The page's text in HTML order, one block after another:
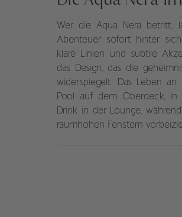
Wer die Aqua Nera betritt,
Abenteuer sofort hinter
klare Linien und subtile
das Design, das die
widerspiegelt. Das Leben
Pool auf dem Oberdeck,
Drink in der Lounge,
raumhohen Fenstern